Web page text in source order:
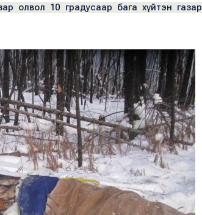
олвол 10 градусаар бага хүйтэн газар